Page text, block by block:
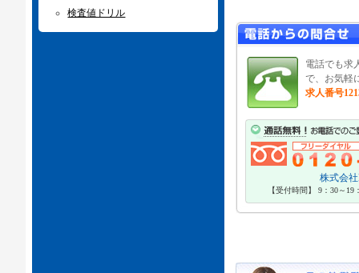
検査値ドリル
電話でも求
で、お気軽
求人番号
株式会
【受付時間】 9：30～